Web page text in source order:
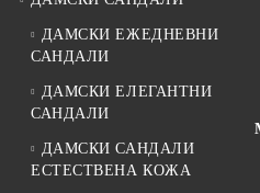
ДАМСКИ ЕЖЕДНЕВНИ
САНДАЛИ
ДАМСКИ ЕЛЕГАНТНИ
САНДАЛИ
ДАМСКИ САНДАЛИ
ЕСТЕСТВЕНА КОЖА